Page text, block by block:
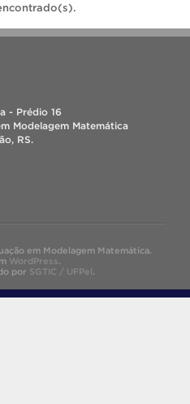
- Prédio 16
Modelagem Matemática
RS.
em Modelagem Matemática.
WordPress.
por SGTIC / UFPel.